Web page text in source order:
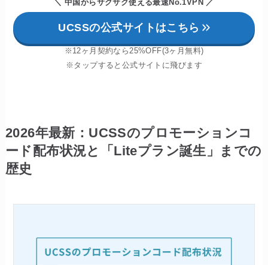
＼ 中国からサクサク使える最速No.1VPN ／
UCSSの公式サイトはこちら
※12ヶ月契約なら25%OFF(3ヶ月無料)
※タップすると公式サイトに飛びます
2026年最新：UCSSのプロモーションコ
ード配布状況と「Liteプラン誕生」までの
歴史